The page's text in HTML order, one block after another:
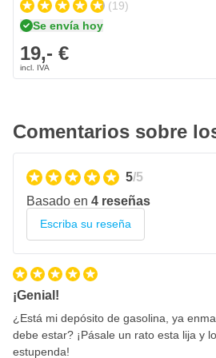
Empaquetada individualmente por
(19)
Se envía hoy
19,- €
Comentarios sobre
5/5
Basado en 4 reseñas
Escriba su reseña
¡Genial!
¿Está mi depósito de gasolina, ya
debe estar? ¡Pásale un rato esta lija y
estupenda!